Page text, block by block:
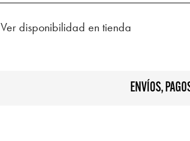
Ver disponibilidad en tienda
ENVÍOS,